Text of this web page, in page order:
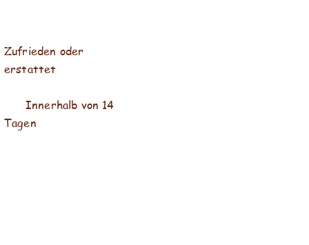
Zufrieden oder
erstattet
Innerhalb von 14
Tagen